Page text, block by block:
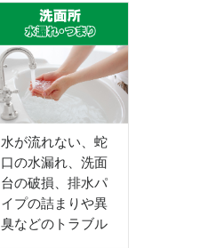
水が流れない、蛇
口の水漏れ、洗面
台の破損、排水パ
イプの詰まりや異
臭などのトラブル